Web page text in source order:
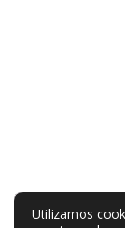
Utilizamos